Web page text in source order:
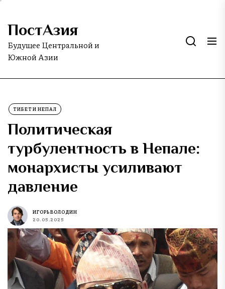
Skip
the
content
ПостАзия
Будущее Центральной и
Южной Азии
ТИБЕТ И НЕПАЛ
Политическая
турбулентность в Непале:
монархисты усиливают
давление
ИГОРЬ ВОЛОДИН
20.05.2025